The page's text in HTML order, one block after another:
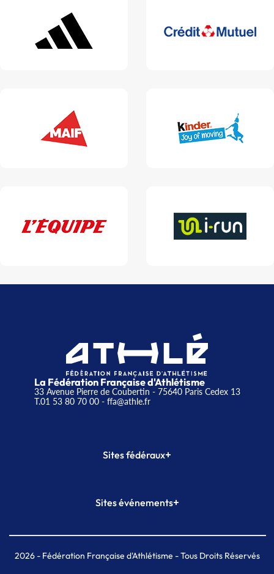
La Fédération Française d'Athlétisme
33 Avenue Pierre de Coubertin - 75640 Paris Cedex 13
T.01 53 80 70 00- ffa@athle.fr
Sites fédéraux+
Plateforme Formation
Sites événements+
Meeting de Paris indoor
MAIF Ekiden de Paris
2026- Fédération Française d'Athlétisme - Tous Droits Réservés